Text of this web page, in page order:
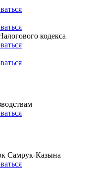
кодекса
Самрук-Казына